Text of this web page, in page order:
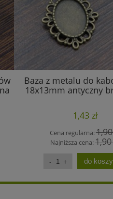
Baza z metalu do
18x13mm antyczny
1,43 zł
Cena regularna:1,90
Najniższa cena:1,90
do